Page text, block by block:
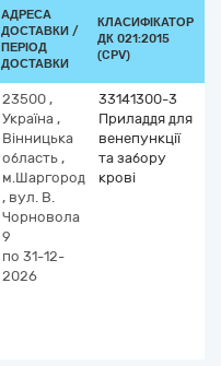
АДРЕСА
ДОСТАВКИ /
ПЕРІОД
ДОСТАВКИ
КЛАСИФІКАТОР
ДК 021:2015
(CPV)
23500 ,
Україна ,
Вінницька
область ,
м.Шаргород
, вул. В.
Чорновола
9
по 31-12-
2026
33141300-3
Приладдя для
венепункції
та забору
крові